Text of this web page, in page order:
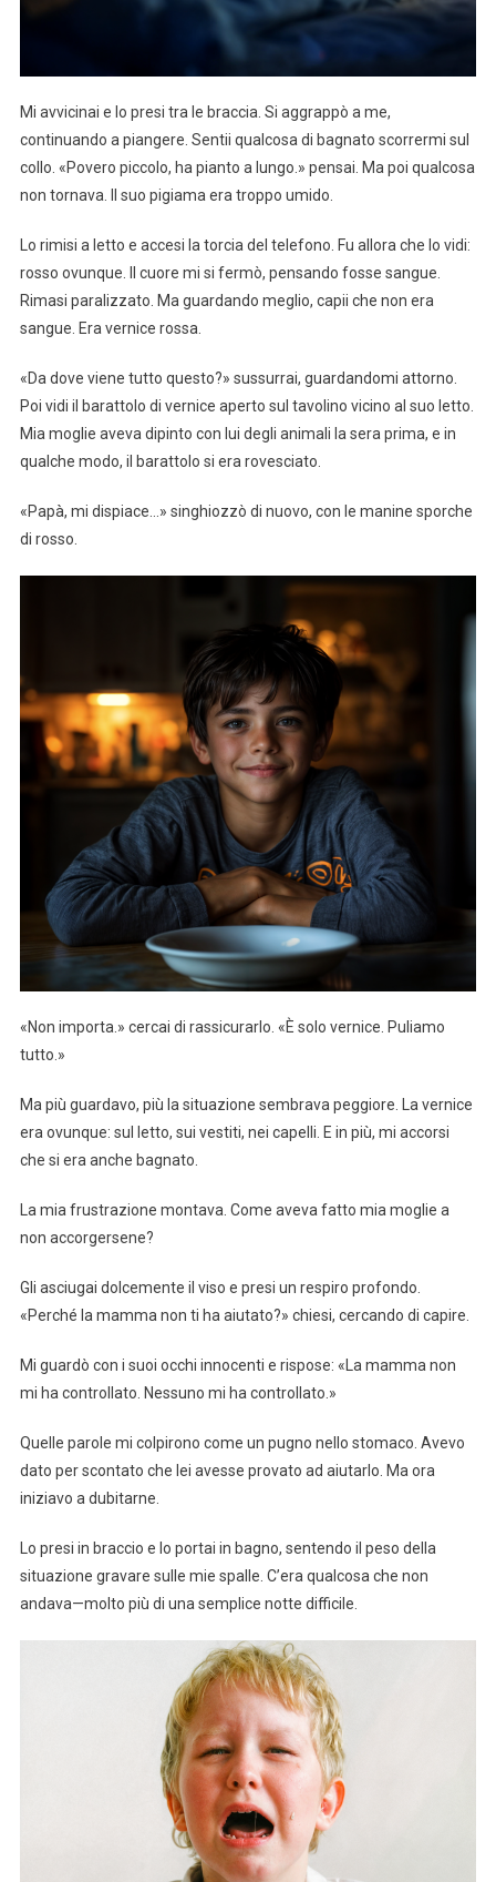
Mi avvicinai e lo presi tra le braccia. Si aggrappò a me,
continuando a piangere. Sentii qualcosa di bagnato scorrermi sul
collo. «Povero piccolo, ha pianto a lungo.» pensai. Ma poi qualcosa
non tornava. Il suo pigiama era troppo umido.
Lo rimisi a letto e accesi la torcia del telefono. Fu allora che lo vidi:
rosso ovunque. Il cuore mi si fermò, pensando fosse sangue.
Rimasi paralizzato. Ma guardando meglio, capii che non era
sangue. Era vernice rossa.
«Da dove viene tutto questo?» sussurrai, guardandomi attorno.
Poi vidi il barattolo di vernice aperto sul tavolino vicino al suo letto.
Mia moglie aveva dipinto con lui degli animali la sera prima, e in
qualche modo, il barattolo si era rovesciato.
«Papà, mi dispiace…» singhiozzò di nuovo, con le manine sporche
di rosso.
«Non importa.» cercai di rassicurarlo. «È solo vernice. Puliamo
tutto.»
Ma più guardavo, più la situazione sembrava peggiore. La vernice
era ovunque: sul letto, sui vestiti, nei capelli. E in più, mi accorsi
che si era anche bagnato.
La mia frustrazione montava. Come aveva fatto mia moglie a
non accorgersene?
Gli asciugai dolcemente il viso e presi un respiro profondo.
«Perché la mamma non ti ha aiutato?» chiesi, cercando di capire.
Mi guardò con i suoi occhi innocenti e rispose: «La mamma non
mi ha controllato. Nessuno mi ha controllato.»
Quelle parole mi colpirono come un pugno nello stomaco. Avevo
dato per scontato che lei avesse provato ad aiutarlo. Ma ora
iniziavo a dubitarne.
Lo presi in braccio e lo portai in bagno, sentendo il peso della
situazione gravare sulle mie spalle. C’era qualcosa che non
andava—molto più di una semplice notte difficile.